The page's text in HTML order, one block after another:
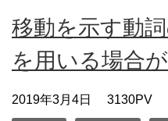
移動を示す動
を用いる場合が
2019年3月4日 3130PV